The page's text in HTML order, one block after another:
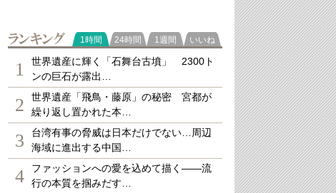
ランキング
1時間 24時間 1週間 いいね
1
世界遺産に輝く「石舞台古墳」 2300ト
ンの巨石が露出…
2
世界遺産「飛鳥・藤原」の秘密 宮都が
繰り返し置かれた本…
3
台湾有事の脅威は日本だけでない…周辺
海域に進出する中国…
4
ファッションへの愛を込めて描く――流
行の本質を掴みだす…